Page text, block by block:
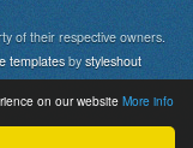
on our website More info
of their respective owners.
templatesby styleshout